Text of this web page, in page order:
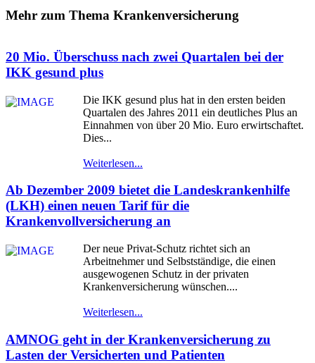
Mehr zum Thema Krankenversicherung
20 Mio. Überschuss nach zwei Quartalen bei der
IKK gesund plus
Die IKK gesund plus hat in den ersten beiden
Quartalen des Jahres 2011 ein deutliches Plus an
Einnahmen von über 20 Mio. Euro erwirtschaftet.
Dies...
Weiterlesen...
Ab Dezember 2009 bietet die Landeskrankenhilfe
(LKH) einen neuen Tarif für die
Krankenvollversicherung an
Der neue Privat-Schutz richtet sich an
Arbeitnehmer und Selbstständige, die einen
ausgewogenen Schutz in der privaten
Krankenversicherung wünschen....
Weiterlesen...
AMNOG geht in der Krankenversicherung zu
Lasten der Versicherten und Patienten